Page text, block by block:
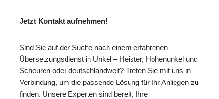
Jetzt Kontakt aufnehmen!
Sind Sie auf der Suche nach einem erfahrenen
Übersetzungsdienst in Unkel – Heister, Hohenunkel und
Scheuren oder deutschlandweit? Treten Sie mit uns in
Verbindung, um die passende Lösung für Ihr Anliegen zu
finden. Unsere Experten sind bereit, Ihre